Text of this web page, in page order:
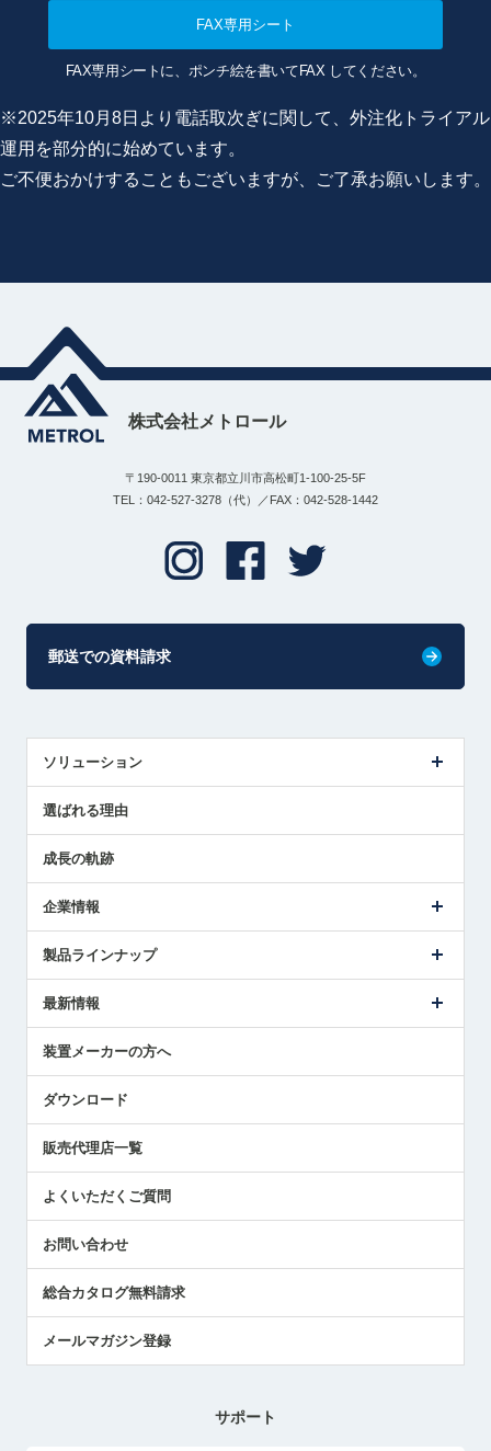
FAX専用シート
FAX専用シートに、ポンチ絵を書いてFAX してください。
※2025年10月8日より電話取次ぎに関して、外注化トライアル
運用を部分的に始めています。
ご不便おかけすることもございますが、ご了承お願いします。
株式会社メトロール
〒190-0011 東京都立川市高松町1-100-25-5F
TEL：042-527-3278（代）／FAX：042-528-1442
郵送での資料請求
ソリューション
解決策提案
選ばれる理由
成長の軌跡
企業情報
ごあいさつ
受賞履歴
採用情報
国/地域/言語
製品ラインナップ
ツールセッタ製品
エアマイクロセンサ製品
最新情報
メトロールの技術
社員ブログ
中小企業のBCP地震対策
センサのテクニカルガイド
社長ブログ
装置メーカーの方へ
ダウンロード
販売代理店一覧
よくいただくご質問
お問い合わせ
総合カタログ無料請求
メールマガジン登録
サポート